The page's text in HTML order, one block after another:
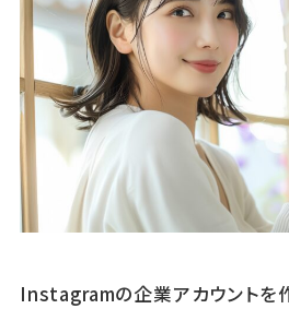
Instagramの企業アカウントを